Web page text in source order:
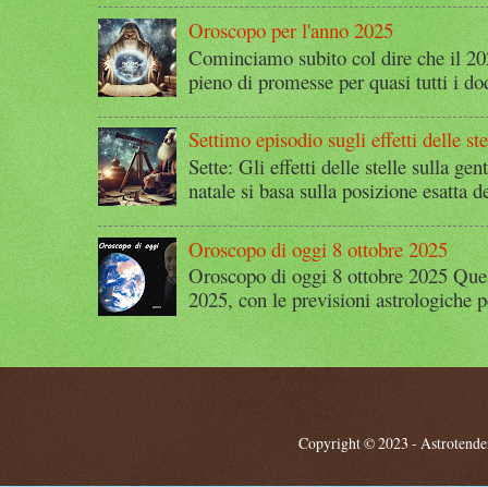
Oroscopo per l'anno 2025
Cominciamo subito col dire che il
pieno di promesse per quasi tutti i
Settimo episodio sugli effetti delle
Sette: Gli effetti delle stelle sulla
natale si basa sulla posizione esatta
Oroscopo di oggi 8 ottobre 2025
Oroscopo di oggi 8 ottobre 2025
2025, con le previsioni astrologiche
Copyright © 2023 -